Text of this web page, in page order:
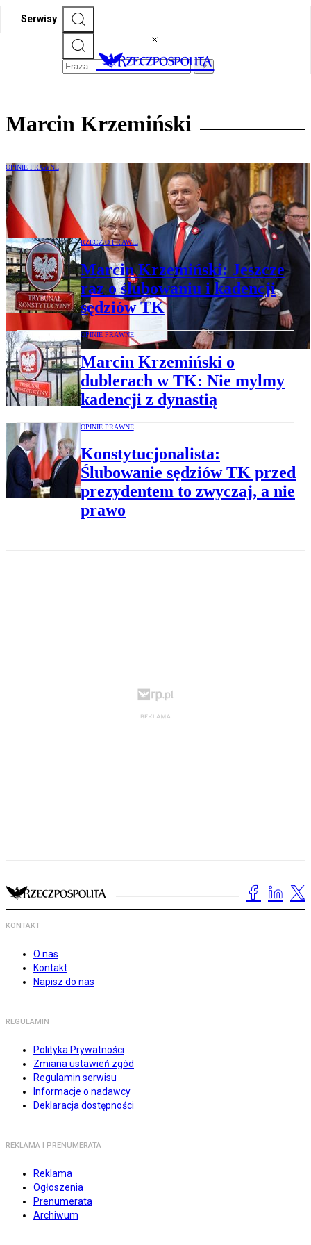
Serwisy
Marcin Krzemiński
OPINIE PRAWNE
Marcin Krzemiński: Latająca rada
prezydenta
RZECZ O PRAWIE
Marcin Krzemiński: Jeszcze
raz o ślubowaniu i kadencji
sędziów TK
OPINIE PRAWNE
Marcin Krzemiński o
dublerach w TK: Nie mylmy
kadencji z dynastią
OPINIE PRAWNE
Konstytucjonalista:
Ślubowanie sędziów TK przed
prezydentem to zwyczaj, a nie
prawo
KONTAKT
O nas
Kontakt
Napisz do nas
REGULAMIN
Polityka Prywatności
Zmiana ustawień zgód
Regulamin serwisu
Informacje o nadawcy
Deklaracja dostępności
REKLAMA I PRENUMERATA
Reklama
Ogłoszenia
Prenumerata
Archiwum